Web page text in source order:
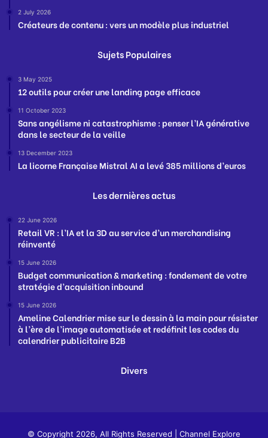
2 July 2026
Créateurs de contenu : vers un modèle plus industriel
Sujets Populaires
3 May 2025
12 outils pour créer une landing page efficace
11 October 2023
Sans angélisme ni catastrophisme : penser l’IA générative
dans le secteur de la veille
13 December 2023
La licorne Française Mistral AI a levé 385 millions d’euros
Les dernières actus
22 June 2026
Retail VR : l’IA et la 3D au service d’un merchandising
réinventé
15 June 2026
Budget communication & marketing : fondement de votre
stratégie d’acquisition inbound
15 June 2026
Ameline Calendrier mise sur le dessin à la main pour résister
à l’ère de l’image automatisée et redéfinit les codes du
calendrier publicitaire B2B
Divers
© Copyright 2026, All Rights Reserved | Channel Explore